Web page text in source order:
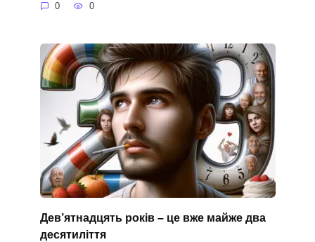
0 0
Дев’ятнадцять років – це вже майже два
десятиліття